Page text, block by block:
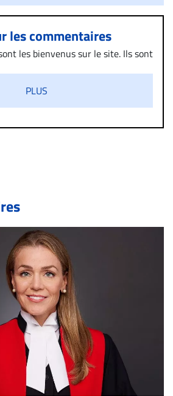
les commentaires
les bienvenus sur le site. Ils sont
cette politique de modération,
sur le site vous dérange, prenez
par courriel (info@droit-
de réponse.
inc.com
PLUS